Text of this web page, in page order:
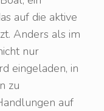
auf die aktive
Anders als im
nur
eingeladen, in
zu
auf